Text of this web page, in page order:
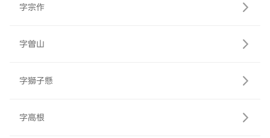
字宗作
字曽山
字獅子懸
字高根